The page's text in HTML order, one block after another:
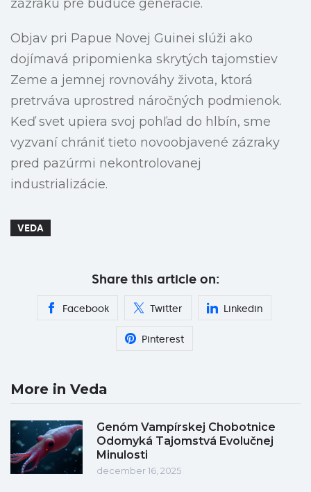
zázraku pre budúce generácie.
Objav pri Papue Novej Guinei slúži ako
dojímavá pripomienka skrytých tajomstiev
Zeme a jemnej rovnováhy života, ktorá
pretrváva uprostred náročných podmienok.
Keď svet upiera svoj pohľad do hlbín, sme
vyzvaní chrániť tieto novoobjavené zázraky
pred pazúrmi nekontrolovanej
industrializácie.
VEDA
Share this article on:
Facebook Twitter Linkedin
Pinterest
More in Veda
Genóm Vampírskej Chobotnice
Odomyká Tajomstvá Evolučnej
Minulosti
december 16, 2025